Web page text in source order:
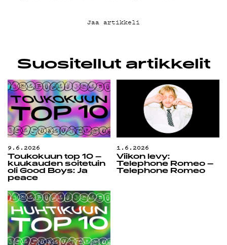
Jaa artikkeli
Suositellut artikkelit
9.6.2026
Toukokuun top 10 –
kuukauden soitetuin
oli Good Boys: Ja
peace
1.6.2026
Viikon levy:
Telephone Romeo –
Telephone Romeo